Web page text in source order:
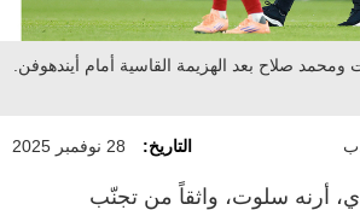
صلاح بعد الهزيمة القاسية أمام أيندهوفن.
التاريخ: 28 نوفمبر 2025
أرنه سلوت، واثقاً من تجنّب